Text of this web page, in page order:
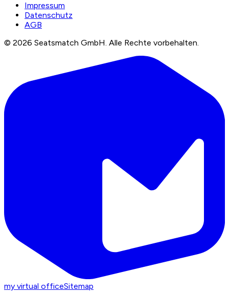
Impressum
Datenschutz
AGB
© 2026 Seatsmatch GmbH. Alle Rechte vorbehalten.
my virtual officeSitemap